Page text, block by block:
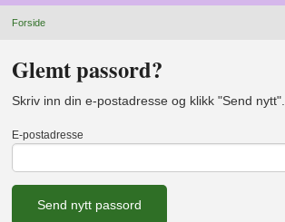
Forside
Glemt passord?
Skriv inn din e-postadresse og klikk "Send nytt".
E-postadresse